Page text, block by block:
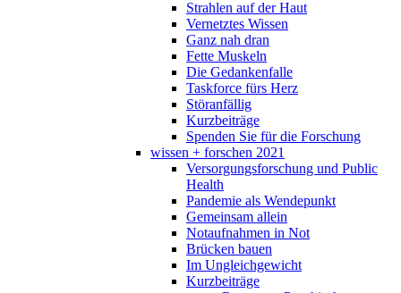
Strahlen auf der Haut
Vernetztes Wissen
Ganz nah dran
Fette Muskeln
Die Gedankenfalle
Taskforce fürs Herz
Störanfällig
Kurzbeiträge
Spenden Sie für die Forschung
wissen + forschen 2021
Versorgungsforschung und Public
Health
Pandemie als Wendepunkt
Gemeinsam allein
Notaufnahmen in Not
Brücken bauen
Im Ungleichgewicht
Kurzbeiträge